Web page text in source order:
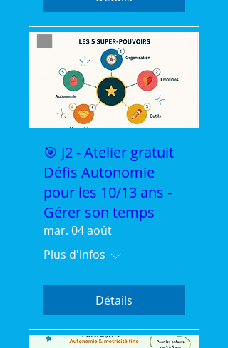
🎯 J2 - Atelier gratuit
Défis Autonomie
pour les 10/13 ans -
Gérer son temps
mar. 04 août
Plus d'infos
Détails